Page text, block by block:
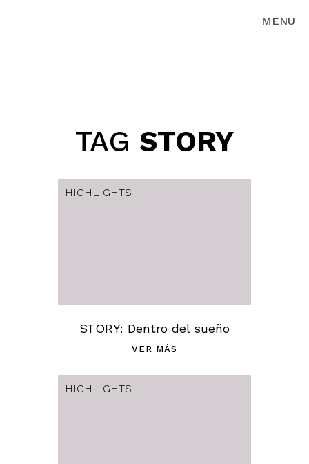
MENU
TAG STORY
HIGHLIGHTS
STORY: Dentro del sueño
VER MÁS
HIGHLIGHTS